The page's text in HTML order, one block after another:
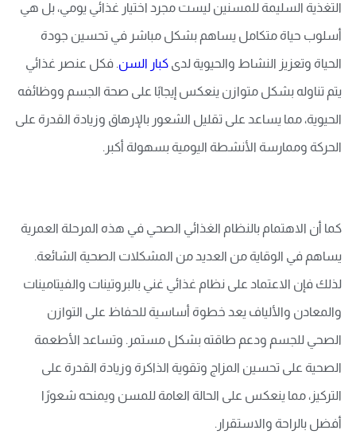
التغذية السليمة للمسنين ليست مجرد اختيار غذائي يومي، بل هي
أسلوب حياة متكامل يساهم بشكل مباشر في تحسين جودة
الحياة وتعزيز النشاط والحيوية لدى كبار السن. فكل عنصر غذائي
يتم تناوله بشكل متوازن ينعكس إيجابًا على صحة الجسم ووظائفه
الحيوية، مما يساعد على تقليل الشعور بالإرهاق وزيادة القدرة على
الحركة وممارسة الأنشطة اليومية بسهولة أكبر.
كما أن الاهتمام بالنظام الغذائي الصحي في هذه المرحلة العمرية
يساهم في الوقاية من العديد من المشكلات الصحية الشائعة.
لذلك فإن الاعتماد على نظام غذائي غني بالبروتينات والفيتامينات
والمعادن والألياف يعد خطوة أساسية للحفاظ على التوازن
الصحي للجسم ودعم طاقته بشكل مستمر. وتساعد الأطعمة
الصحية على تحسين المزاج وتقوية الذاكرة وزيادة القدرة على
التركيز، مما ينعكس على الحالة العامة للمسن ويمنحه شعورًا
أفضل بالراحة والاستقرار.